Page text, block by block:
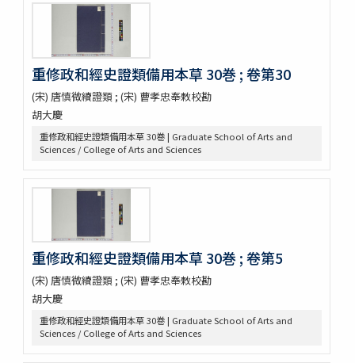
茘枝譜 : 七篇第一
南産志
續脩臺灣府志
中山傳信録 6巻/ (清) 徐葆光纂
廣東新語 28巻
農政全書 60巻
農桑輯要 7巻
事物異名録 40巻
重刊巣氏諸病源候緫論 50巻 (存45巻)
遠西醫方名物考 36巻補遺9巻
延喜式 50巻
資源科学研究所旧蔵本草書コレクション（国文研デジタル化分）
神農本草経
紹興校定經史證類備急本草 / 王繼先[ほか編]
本草綱目 52巻序目1巻圖3巻瀕湖脉學1巻奇經八脉攷1巻脉訣攷證1巻
坿本草綱目拾遺10巻坿本草萬方鍼線8巻 / (明) 李時珍撰輯 ; (清) 呉毓
昌較訂
黄學昌 [ほか] 校字
重修政和經史證類備用本草 30巻 ; 卷第30
(宋) 唐慎微續證類 ; (宋) 曹孝忠奉敕校勘
胡大慶
重修政和經史證類備用本草 30巻 | Graduate School of Arts and
Sciences / College of Arts and Sciences
重修政和經史證類備用本草 30巻 ; 卷第5
(宋) 唐慎微續證類 ; (宋) 曹孝忠奉敕校勘
胡大慶
重修政和經史證類備用本草 30巻 | Graduate School of Arts and
Sciences / College of Arts and Sciences